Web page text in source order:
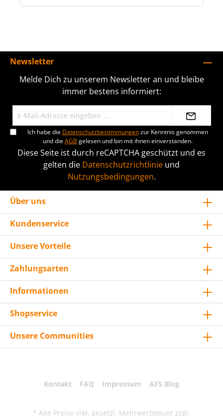
Newsletter
Melde Dich zu unserem Newsletter an und bleibe
immer bestens informiert:
Ich habe die Datenschutzbestimmungenzur Kenntnis genommen
und dieAGB gelesen und bin mit ihnen einverstanden.
Diese Seite ist durch reCAPTCHA geschützt und es
gelten die Datenschutzrichtlinie und
Nutzungsbedingungen.
Über uns
Kundenservice
Unsere Vorteile
Zahlungsarten
Informationen
Shopservice
Unsere Communities
Kontakt FAQ Impressum AFS Blog
* Alle Preise inkl. gesetzl. Mehrwertsteuer zzgl.